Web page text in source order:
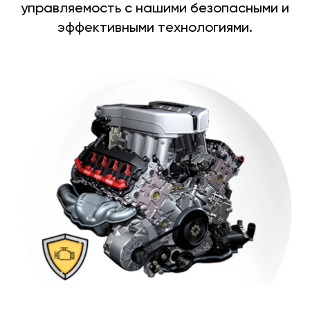
управляемость с нашими безопасными и
эффективными технологиями.